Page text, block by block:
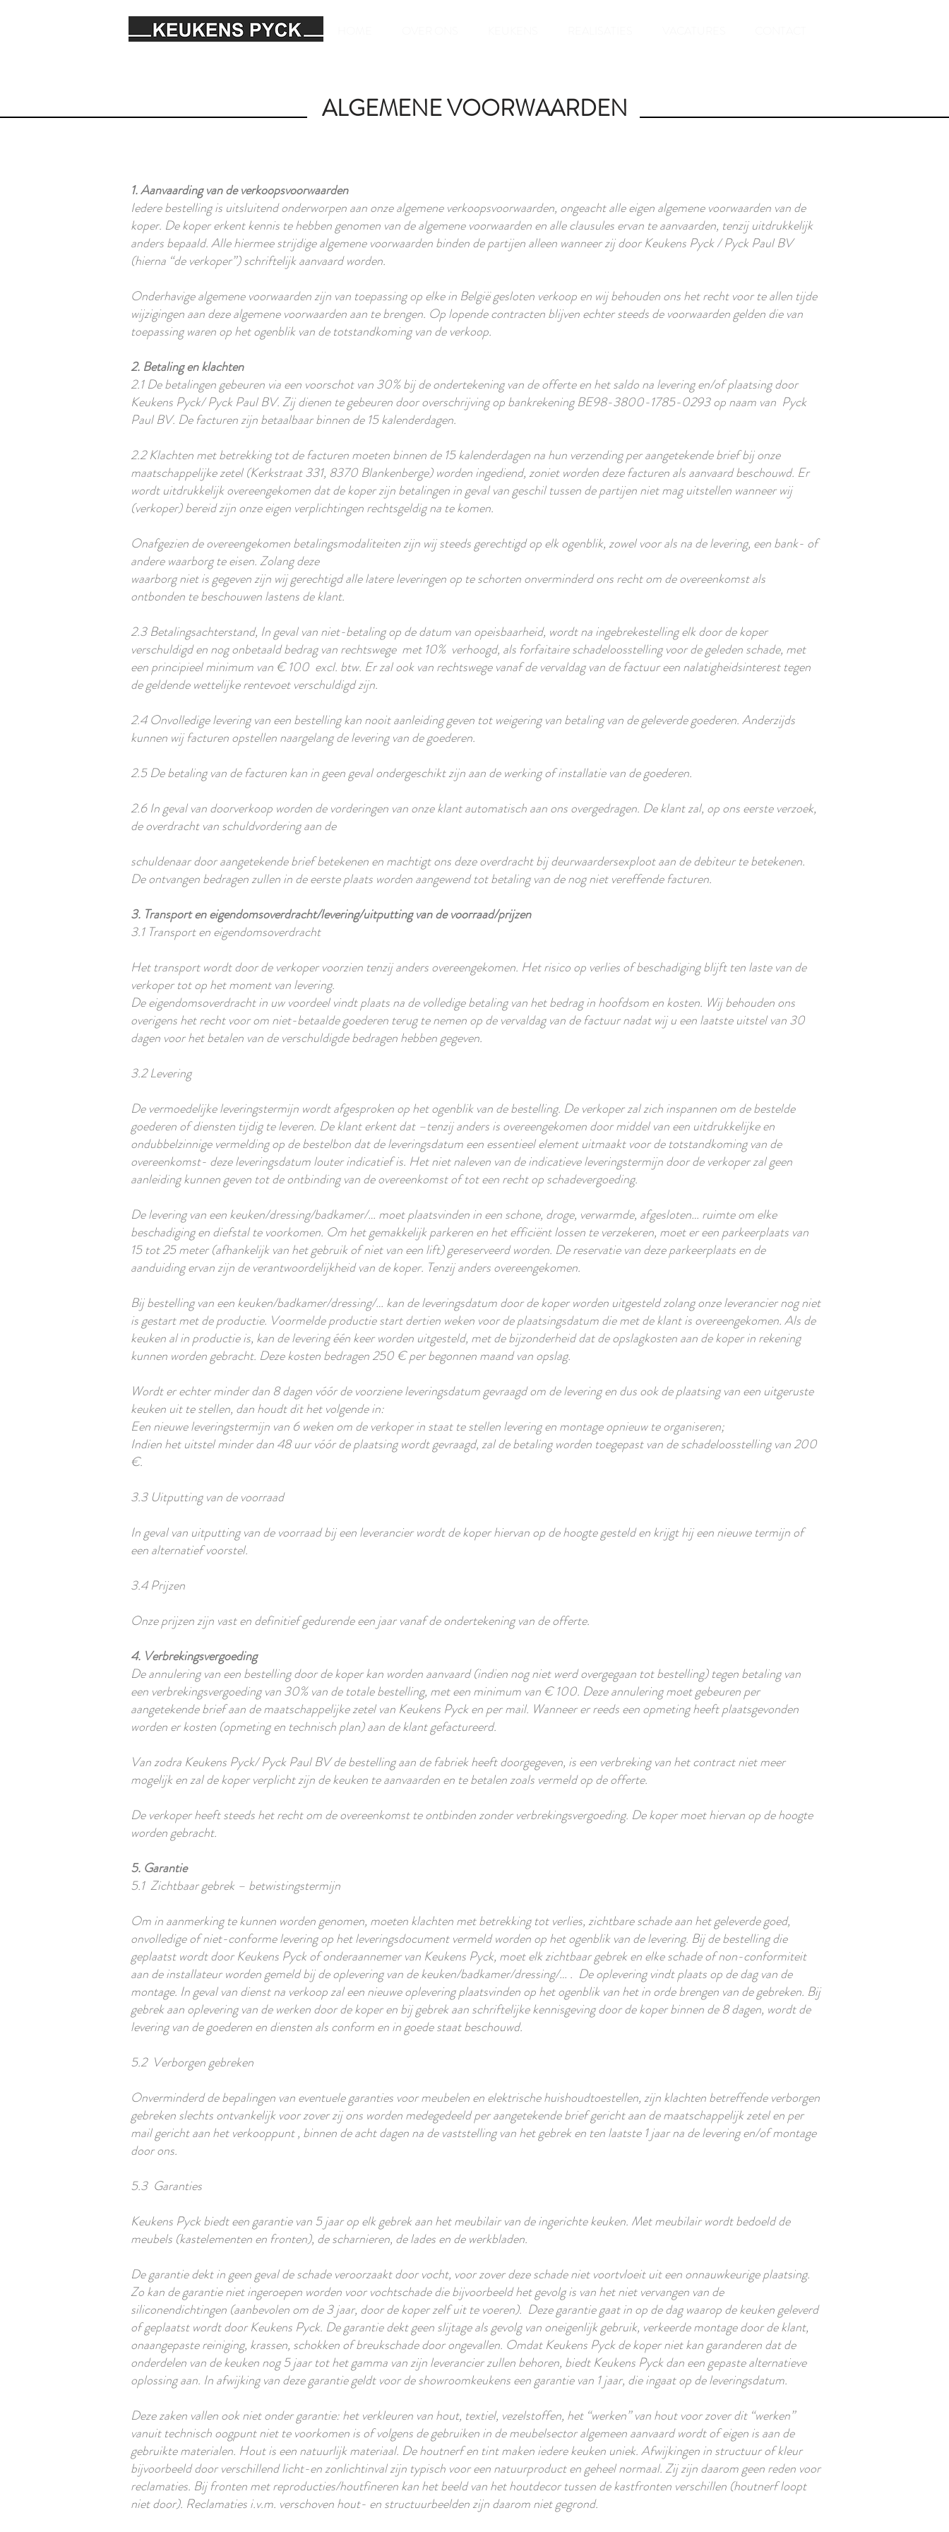
ALGEMENE VOORWAARDEN
1. Aanvaarding van de verkoopsvoorwaarden
Iedere bestelling is uitsluitend onderworpen aan onze algemene verkoopsvoorwaarden, ongeacht alle eigen algemene voorwaarden van de
koper. De koper erkent kennis te hebben genomen van de algemene voorwaarden en alle clausules ervan te aanvaarden, tenzij uitdrukkelijk
anders bepaald. Alle hiermee strijdige algemene voorwaarden binden de partijen alleen wanneer zij door Keukens Pyck / Pyck Paul BV
(hierna “de verkoper”) schriftelijk aanvaard worden.
Onderhavige algemene voorwaarden zijn van toepassing op elke in België gesloten verkoop en wij behouden ons het recht voor te allen tijde
wijzigingen aan deze algemene voorwaarden aan te brengen. Op lopende contracten blijven echter steeds de voorwaarden gelden die van
toepassing waren op het ogenblik van de totstandkoming van de verkoop.
2. Betaling en klachten
2.1 De betalingen gebeuren via een voorschot van 30% bij de ondertekening van de offerte en het saldo na levering en/of plaatsing door
Keukens Pyck/ Pyck Paul BV. Zij dienen te gebeuren door overschrijving op bankrekening BE98-3800-1785-0293 op naam van Pyck
Paul BV. De facturen zijn betaalbaar binnen de 15 kalenderdagen.
2.2 Klachten met betrekking tot de facturen moeten binnen de 15 kalenderdagen na hun verzending per aangetekende brief bij onze
maatschappelijke zetel (Kerkstraat 331, 8370 Blankenberge) worden ingediend, zoniet worden deze facturen als aanvaard beschouwd. Er
wordt uitdrukkelijk overeengekomen dat de koper zijn betalingen in geval van geschil tussen de partijen niet mag uitstellen wanneer wij
(verkoper) bereid zijn onze eigen verplichtingen rechtsgeldig na te komen.
Onafgezien de overeengekomen betalingsmodaliteiten zijn wij steeds gerechtigd op elk ogenblik, zowel voor als na de levering, een bank- of
andere waarborg te eisen. Zolang deze
waarborg niet is gegeven zijn wij gerechtigd alle latere leveringen op te schorten onverminderd ons recht om de overeenkomst als
ontbonden te beschouwen lastens de klant.
2.3 Betalingsachterstand, In geval van niet-betaling op de datum van opeisbaarheid, wordt na ingebrekestelling elk door de koper
verschuldigd en nog onbetaald bedrag van rechtswege met 10% verhoogd, als forfaitaire schadeloosstelling voor de geleden schade, met
een principieel minimum van € 100 excl. btw. Er zal ook van rechtswege vanaf de vervaldag van de factuur een nalatigheidsinterest tegen
de geldende wettelijke rentevoet verschuldigd zijn.
2.4 Onvolledige levering van een bestelling kan nooit aanleiding geven tot weigering van betaling van de geleverde goederen. Anderzijds
kunnen wij facturen opstellen naargelang de levering van de goederen.
2.5 De betaling van de facturen kan in geen geval ondergeschikt zijn aan de werking of installatie van de goederen.
2.6 In geval van doorverkoop worden de vorderingen van onze klant automatisch aan ons overgedragen. De klant zal, op ons eerste verzoek,
de overdracht van schuldvordering aan de
schuldenaar door aangetekende brief betekenen en machtigt ons deze overdracht bij deurwaardersexploot aan de debiteur te betekenen.
De ontvangen bedragen zullen in de eerste plaats worden aangewend tot betaling van de nog niet vereffende facturen.
3. Transport en eigendomsoverdracht/levering/uitputting van de voorraad/prijzen
3.1 Transport en eigendomsoverdracht
Het transport wordt door de verkoper voorzien tenzij anders overeengekomen. Het risico op verlies of beschadiging blijft ten laste van de
verkoper tot op het moment van levering.
De eigendomsoverdracht in uw voordeel vindt plaats na de volledige betaling van het bedrag in hoofdsom en kosten. Wij behouden ons
overigens het recht voor om niet-betaalde goederen terug te nemen op de vervaldag van de factuur nadat wij u een laatste uitstel van 30
dagen voor het betalen van de verschuldigde bedragen hebben gegeven.
3.2 Levering
De vermoedelijke leveringstermijn wordt afgesproken op het ogenblik van de bestelling. De verkoper zal zich inspannen om de bestelde
goederen of diensten tijdig te leveren. De klant erkent dat –tenzij anders is overeengekomen door middel van een uitdrukkelijke en
ondubbelzinnige vermelding op de bestelbon dat de leveringsdatum een essentieel element uitmaakt voor de totstandkoming van de
overeenkomst- deze leveringsdatum louter indicatief is. Het niet naleven van de indicatieve leveringstermijn door de verkoper zal geen
aanleiding kunnen geven tot de ontbinding van de overeenkomst of tot een recht op schadevergoeding.
De levering van een keuken/dressing/badkamer/… moet plaatsvinden in een schone, droge, verwarmde, afgesloten… ruimte om elke
beschadiging en diefstal te voorkomen. Om het gemakkelijk parkeren en het efficiënt lossen te verzekeren, moet er een parkeerplaats van
15 tot 25 meter (afhankelijk van het gebruik of niet van een lift) gereserveerd worden. De reservatie van deze parkeerplaats en de
aanduiding ervan zijn de verantwoordelijkheid van de koper. Tenzij anders overeengekomen.
Bij bestelling van een keuken/badkamer/dressing/… kan de leveringsdatum door de koper worden uitgesteld zolang onze leverancier nog niet
is gestart met de productie. Voormelde productie start dertien weken voor de plaatsingsdatum die met de klant is overeengekomen. Als de
keuken al in productie is, kan de levering één keer worden uitgesteld, met de bijzonderheid dat de opslagkosten aan de koper in rekening
kunnen worden gebracht. Deze kosten bedragen 250 € per begonnen maand van opslag.
Wordt er echter minder dan 8 dagen vóór de voorziene leveringsdatum gevraagd om de levering en dus ook de plaatsing van een uitgeruste
keuken uit te stellen, dan houdt dit het volgende in:
Een nieuwe leveringstermijn van 6 weken om de verkoper in staat te stellen levering en montage opnieuw te organiseren;
Indien het uitstel minder dan 48 uur vóór de plaatsing wordt gevraagd, zal de betaling worden toegepast van de schadeloosstelling van 200
€.
3.3 Uitputting van de voorraad
In geval van uitputting van de voorraad bij een leverancier wordt de koper hiervan op de hoogte gesteld en krijgt hij een nieuwe termijn of
een alternatief voorstel.
3.4 Prijzen
Onze prijzen zijn vast en definitief gedurende een jaar vanaf de ondertekening van de offerte.
4. Verbrekingsvergoeding
De annulering van een bestelling door de koper kan worden aanvaard (indien nog niet werd overgegaan tot bestelling) tegen betaling van
een verbrekingsvergoeding van 30% van de totale bestelling, met een minimum van € 100. Deze annulering moet gebeuren per
aangetekende brief aan de maatschappelijke zetel van Keukens Pyck en per mail. Wanneer er reeds een opmeting heeft plaatsgevonden
worden er kosten (opmeting en technisch plan) aan de klant gefactureerd.
Van zodra Keukens Pyck/ Pyck Paul BV de bestelling aan de fabriek heeft doorgegeven, is een verbreking van het contract niet meer
mogelijk en zal de koper verplicht zijn de keuken te aanvaarden en te betalen zoals vermeld op de offerte.
De verkoper heeft steeds het recht om de overeenkomst te ontbinden zonder verbrekingsvergoeding. De koper moet hiervan op de hoogte
worden gebracht.
5. Garantie
5.1 Zichtbaar gebrek – betwistingstermijn
Om in aanmerking te kunnen worden genomen, moeten klachten met betrekking tot verlies, zichtbare schade aan het geleverde goed,
onvolledige of niet-conforme levering op het leveringsdocument vermeld worden op het ogenblik van de levering. Bij de bestelling die
geplaatst wordt door Keukens Pyck of onderaannemer van Keukens Pyck, moet elk zichtbaar gebrek en elke schade of non-conformiteit
aan de installateur worden gemeld bij de oplevering van de keuken/badkamer/dressing/… . De oplevering vindt plaats op de dag van de
montage. In geval van dienst na verkoop zal een nieuwe oplevering plaatsvinden op het ogenblik van het in orde brengen van de gebreken. Bij
gebrek aan oplevering van de werken door de koper en bij gebrek aan schriftelijke kennisgeving door de koper binnen de 8 dagen, wordt de
levering van de goederen en diensten als conform en in goede staat beschouwd.
5.2 Verborgen gebreken
Onverminderd de bepalingen van eventuele garanties voor meubelen en elektrische huishoudtoestellen, zijn klachten betreffende verborgen
gebreken slechts ontvankelijk voor zover zij ons worden medegedeeld per aangetekende brief gericht aan de maatschappelijk zetel en per
mail gericht aan het verkooppunt , binnen de acht dagen na de vaststelling van het gebrek en ten laatste 1 jaar na de levering en/of montage
door ons.
5.3 Garanties
Keukens Pyck biedt een garantie van 5 jaar op elk gebrek aan het meubilair van de ingerichte keuken. Met meubilair wordt bedoeld de
meubels (kastelementen en fronten), de scharnieren, de lades en de werkbladen.
De garantie dekt in geen geval de schade veroorzaakt door vocht, voor zover deze schade niet voortvloeit uit een onnauwkeurige plaatsing.
Zo kan de garantie niet ingeroepen worden voor vochtschade die bijvoorbeeld het gevolg is van het niet vervangen van de
siliconendichtingen (aanbevolen om de 3 jaar, door de koper zelf uit te voeren). Deze garantie gaat in op de dag waarop de keuken geleverd
of geplaatst wordt door Keukens Pyck. De garantie dekt geen slijtage als gevolg van oneigenlijk gebruik, verkeerde montage door de klant,
onaangepaste reiniging, krassen, schokken of breukschade door ongevallen. Omdat Keukens Pyck de koper niet kan garanderen dat de
onderdelen van de keuken nog 5 jaar tot het gamma van zijn leverancier zullen behoren, biedt Keukens Pyck dan een gepaste alternatieve
oplossing aan. In afwijking van deze garantie geldt voor de showroomkeukens een garantie van 1 jaar, die ingaat op de leveringsdatum.
Deze zaken vallen ook niet onder garantie: het verkleuren van hout, textiel, vezelstoffen, het “werken” van hout voor zover dit “werken”
vanuit technisch oogpunt niet te voorkomen is of volgens de gebruiken in de meubelsector algemeen aanvaard wordt of eigen is aan de
gebruikte materialen. Hout is een natuurlijk materiaal. De houtnerf en tint maken iedere keuken uniek. Afwijkingen in structuur of kleur
bijvoorbeeld door verschillend licht-en zonlichtinval zijn typisch voor een natuurproduct en geheel normaal. Zij zijn daarom geen reden voor
reclamaties. Bij fronten met reproducties/houtfineren kan het beeld van het houtdecor tussen de kastfronten verschillen (houtnerf loopt
niet door). Reclamaties i.v.m. verschoven hout- en structuurbeelden zijn daarom niet gegrond.